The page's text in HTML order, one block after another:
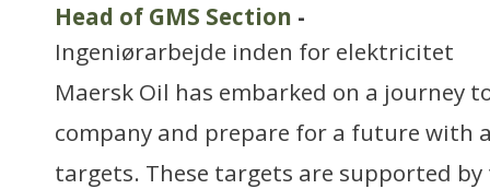
Head of GMS Section -
Ingeniørarbejde inden for elektricitet
Maersk Oil has embarked on a journey
company and prepare for a future with
targets. These targets are supported by